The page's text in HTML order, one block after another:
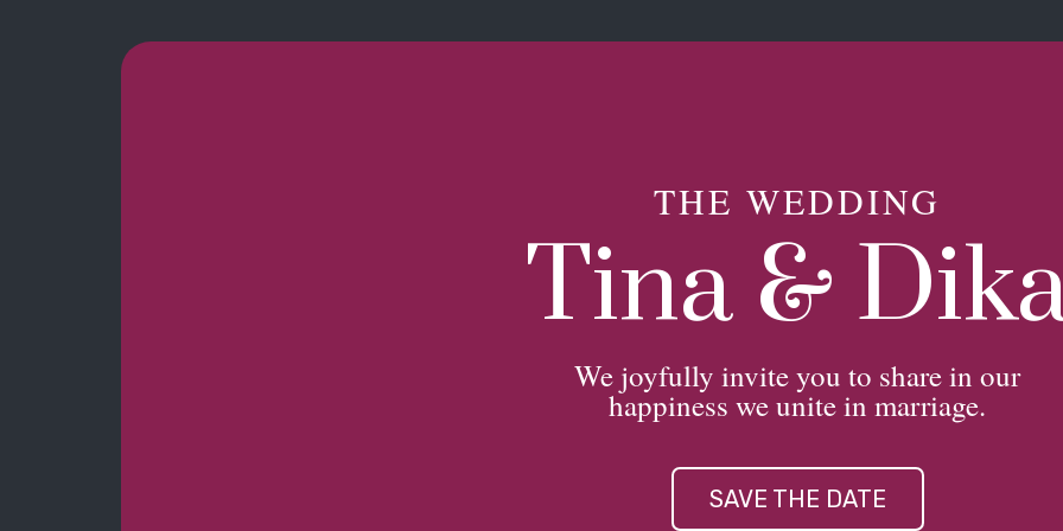
THE WEDDING
Tina &
We joyfully invite you to share in our
happiness we unite in marriage.
SAVE THE DATE